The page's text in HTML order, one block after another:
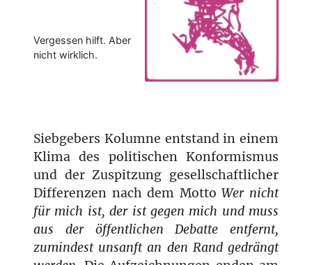
Vergessen hilft. Aber
nicht wirklich.
Siebgebers Kolumne entstand in einem
Klima des politischen Konformismus
und der Zuspitzung gesellschaftlicher
Differenzen nach dem MottoWer nicht
für mich ist, der ist gegen mich und muss
aus der öffentlichen Debatte entfernt,
zumindest unsanft an den Rand gedrängt